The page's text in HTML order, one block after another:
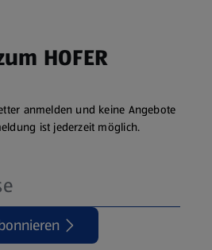
HOFER
anmelden und keine Angebote
ist jederzeit möglich.